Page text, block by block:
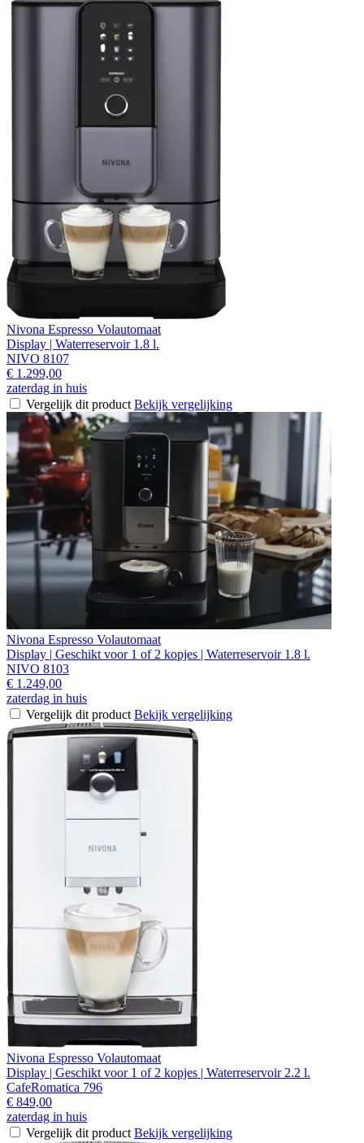
Nivona Espresso Volautomaat
Display | Waterreservoir 1.8 l.
NIVO 8107
€ 1.299,00
zaterdag in huis
Vergelijk dit product Bekijk vergelijking
Nivona Espresso Volautomaat
Display | Geschikt voor 1 of 2 kopjes | Waterreservoir 1.8 l.
NIVO 8103
€ 1.249,00
zaterdag in huis
Vergelijk dit product Bekijk vergelijking
Nivona Espresso Volautomaat
Display | Geschikt voor 1 of 2 kopjes | Waterreservoir 2.2 l.
CafeRomatica 796
€ 849,00
zaterdag in huis
Vergelijk dit product Bekijk vergelijking